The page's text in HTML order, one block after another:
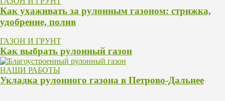
Как ухаживать за рулонным газоном: стрижка,
удобрение, полив
ГАЗОН И ГРУНТ
Как выбрать рулонный газон
НАШИ РАБОТЫ
Укладка рулонного газона в Петрово-Дальнее